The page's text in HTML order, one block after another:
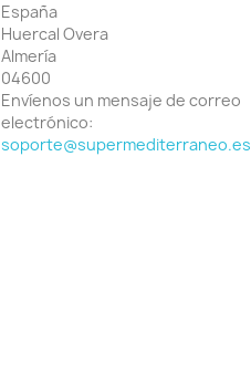
España
Huercal Overa
Almería
04600
Envíenos un mensaje de correo
electrónico:
soporte@supermediterraneo.es